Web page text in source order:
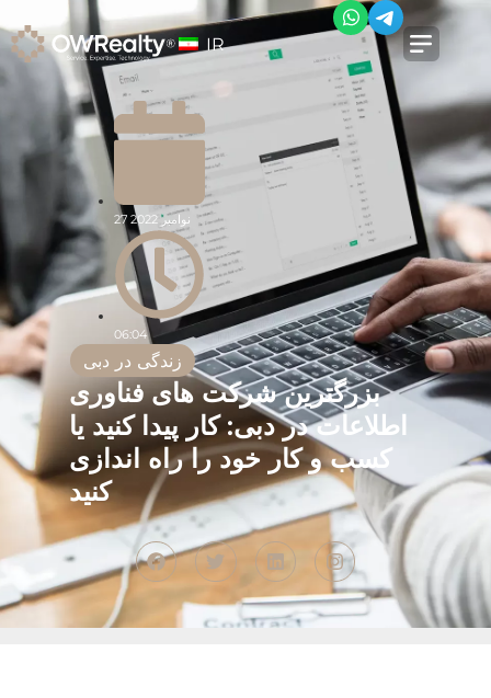
IR
27 نوامبر 2022
06:04
زندگی در دبی
بزرگترین شرکت های فناوری
اطلاعات در دبی: کار پیدا کنید یا
کسب و کار خود را راه اندازی
کنید